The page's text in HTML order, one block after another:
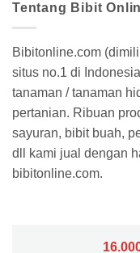
Tentang Bibit
Bibitonline.com
situs no.1 di
tanaman / tanaman
pertanian. Ribuan
sayuran, bibit buah,
dll kami jual dengan
bibitonline.com.